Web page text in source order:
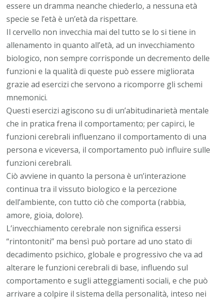
essere un dramma neanche chiederlo, a nessuna età
specie se l’età è un’età da rispettare.
Il cervello non invecchia mai del tutto se lo si tiene in
allenamento in quanto all’età, ad un invecchiamento
biologico, non sempre corrisponde un decremento delle
funzioni e la qualità di queste può essere migliorata
grazie ad esercizi che servono a ricomporre gli schemi
mnemonici.
Questi esercizi agiscono su di un’abitudinarietà mentale
che in pratica frena il comportamento; per capirci, le
funzioni cerebrali influenzano il comportamento di una
persona e viceversa, il comportamento può influire sulle
funzioni cerebrali.
Ciò avviene in quanto la persona è un’interazione
continua tra il vissuto biologico e la percezione
dell’ambiente, con tutto ciò che comporta (rabbia,
amore, gioia, dolore).
L’invecchiamento cerebrale non significa essersi
“rintontoniti” ma bensì può portare ad uno stato di
decadimento psichico, globale e progressivo che va ad
alterare le funzioni cerebrali di base, influendo sul
comportamento e sugli atteggiamenti sociali, e che può
arrivare a colpire il sistema della personalità, inteso nei